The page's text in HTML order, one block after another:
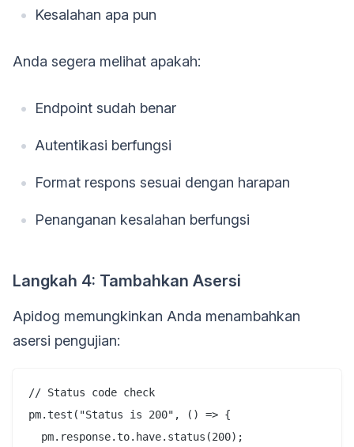
Kesalahan apa pun
Anda segera melihat apakah:
Endpoint sudah benar
Autentikasi berfungsi
Format respons sesuai dengan harapan
Penanganan kesalahan berfungsi
Langkah 4: Tambahkan Asersi
Apidog memungkinkan Anda menambahkan
asersi pengujian:
// Status code check
pm.test("Status is 200", () => {
  pm.response.to.have.status(200);